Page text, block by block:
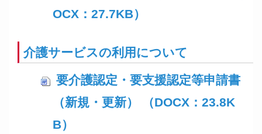
OCX：27.7KB）
介護サービスの利用について
要介護認定・要支援認定等申請書
（新規・更新） （DOCX：23.8K
B）